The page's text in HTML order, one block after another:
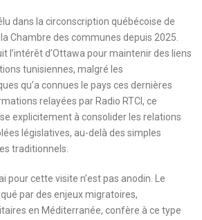
dans la circonscription québécoise de
Chambre des communes depuis 2025.
l’intérêt d’Ottawa pour maintenir des liens
tunisiennes, malgré les
qu’a connues le pays ces dernières
relayées par Radio RTCI, ce
explicitement à consolider les relations
législatives, au-delà des simples
traditionnels.
pour cette visite n’est pas anodin. Le
par des enjeux migratoires,
en Méditerranée, confère à ce type